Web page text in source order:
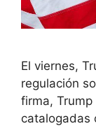
El viernes,
regulación
firma,
catalogadas